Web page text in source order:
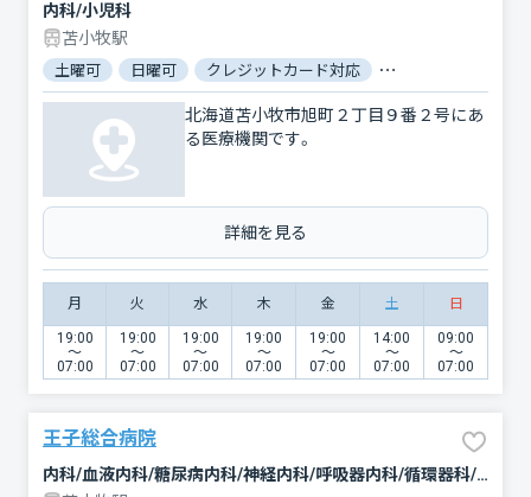
内科/小児科
苫小牧駅
土曜可 日曜可 クレジットカード対応 電子マネー対応
北海道苫小牧市旭町２丁目９番２号にあ
る医療機関です。
詳細を見る
月 火 水 木 金 土 日
19:00
〜
07:00
19:00
〜
07:00
19:00
〜
07:00
19:00
〜
07:00
19:00
〜
07:00
14:00
〜
07:00
09:00
〜
07:00
王子総合病院
内科/血液内科/糖尿病内科/神経内科/呼吸器内科/循環器科/消化器科/外科/脳神経外科/呼吸器外科/心臓血管外科/乳腺外科/整形外科/小児科/産婦人科/眼科/耳鼻咽喉科/皮膚科/泌尿器科/精神科・神経科/歯科/歯科口腔外科/放射線科/臨床検査・病理診断/麻酔科